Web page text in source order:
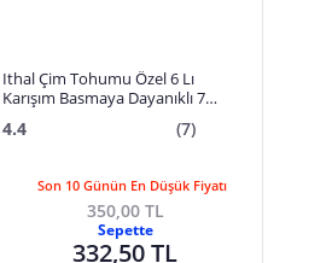
Ithal Çim Tohumu Özel 6 Lı
Karışım Basmaya Dayanıklı 7
4.4 (7)
Son 10 Günün En Düşük Fiyatı
350,00 TL
Sepette
332,50 TL